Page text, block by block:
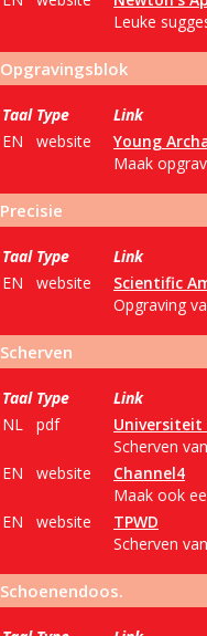
Leuke
Opgravingsblok
Taal Type
Link
EN
website
Young
Maak
Precisie
Taal Type
Link
EN
website
Scientific
Opgraving
Scherven
Taal Type
Link
NL
pdf
Scherven
EN
website
Channel4
Maak ook
EN
website
TPWD
Scherven
Schoenendoos.